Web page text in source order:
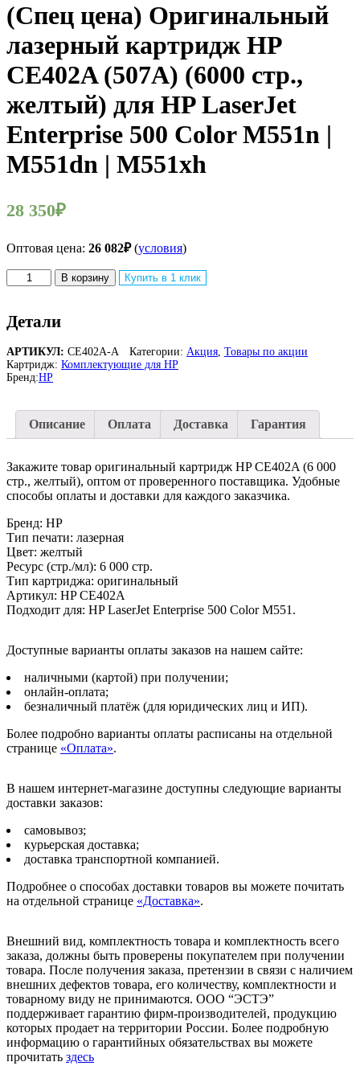
(Спец цена) Оригинальный
лазерный картридж HP
CE402A (507A) (6000 стр.,
желтый) для HP LaserJet
Enterprise 500 Color M551n |
M551dn | M551xh
28 350₽
Оптовая цена: 26 082₽(условия)
Количество
товара
цена)
Оригинальный
лазерный
картридж
HP
(6000
стр.,
для
HP
LaserJet
500
Color
M551n
|
M551dn
M551xh
В корзину Купить в 1 клик
Детали
АРТИКУЛ: CE402A-A Категории: Акция, Товары по акции
Картридж: Комплектующие для HP
Бренд:HP
Описание Оплата Доставка Гарантия
Закажите товар оригинальный картридж HP CE402A (6 000
стр., желтый), оптом от проверенного поставщика. Удобные
способы оплаты и доставки для каждого заказчика.
Бренд: HP
Тип печати: лазерная
Цвет: желтый
Ресурс (стр./мл): 6 000 стр.
Тип картриджа: оригинальный
Артикул: HP CE402A
Подходит для: HP LaserJet Enterprise 500 Color M551.
Доступные варианты оплаты заказов на нашем сайте:
наличными (картой) при получении;
онлайн-оплата;
безналичный платёж (для юридических лиц и ИП).
Более подробно варианты оплаты расписаны на отдельной
странице «Оплата».
В нашем интернет-магазине доступны следующие варианты
доставки заказов:
самовывоз;
курьерская доставка;
доставка транспортной компанией.
Подробнее о способах доставки товаров вы можете почитать
на отдельной странице «Доставка».
Внешний вид, комплектность товара и комплектность всего
заказа, должны быть проверены покупателем при получении
товара. После получения заказа, претензии в связи с наличием
внешних дефектов товара, его количеству, комплектности и
товарному виду не принимаются. ООО “ЭСТЭ”
поддерживает гарантию фирм-производителей, продукцию
которых продает на территории России. Более подробную
информацию о гарантийных обязательствах вы можете
прочитать здесь